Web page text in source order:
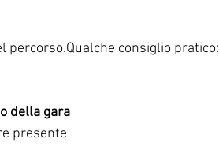
percorso.Qualche consiglio pratico:
della gara
presente